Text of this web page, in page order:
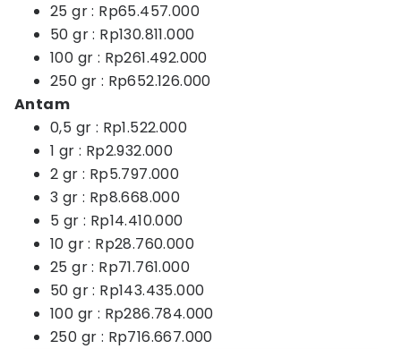
25 gr : Rp65.457.000
50 gr : Rp130.811.000
100 gr : Rp261.492.000
250 gr : Rp652.126.000
Antam
0,5 gr : Rp1.522.000
1 gr : Rp2.932.000
2 gr : Rp5.797.000
3 gr : Rp8.668.000
5 gr : Rp14.410.000
10 gr : Rp28.760.000
25 gr : Rp71.761.000
50 gr : Rp143.435.000
100 gr : Rp286.784.000
250 gr : Rp716.667.000